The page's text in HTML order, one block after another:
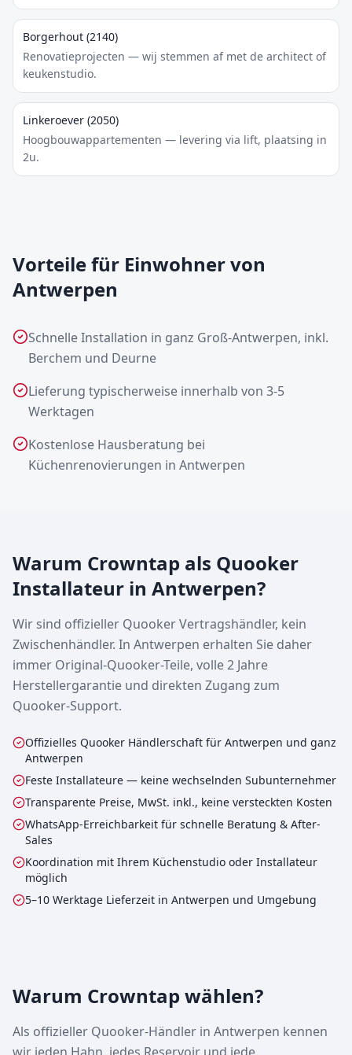
Borgerhout (2140)
Renovatieprojecten — wij stemmen af met de architect of
keukenstudio.
Linkeroever (2050)
Hoogbouwappartementen — levering via lift, plaatsing in
2u.
Vorteile für Einwohner von
Antwerpen
Schnelle Installation in ganz Groß-Antwerpen, inkl.
Berchem und Deurne
Lieferung typischerweise innerhalb von 3-5
Werktagen
Kostenlose Hausberatung bei
Küchenrenovierungen in Antwerpen
Warum Crowntap als Quooker
Installateur in Antwerpen?
Wir sind offizieller Quooker Vertragshändler, kein
Zwischenhändler. In Antwerpen erhalten Sie daher
immer Original-Quooker-Teile, volle 2 Jahre
Herstellergarantie und direkten Zugang zum
Quooker-Support.
Offizielles Quooker Händlerschaft für Antwerpen und ganz
Antwerpen
Feste Installateure — keine wechselnden Subunternehmer
Transparente Preise, MwSt. inkl., keine versteckten Kosten
WhatsApp-Erreichbarkeit für schnelle Beratung & After-
Sales
Koordination mit Ihrem Küchenstudio oder Installateur
möglich
5–10 Werktage Lieferzeit in Antwerpen und Umgebung
Warum Crowntap wählen?
Als offizieller Quooker-Händler in Antwerpen kennen